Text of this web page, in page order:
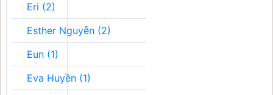
Eri (2)
Esther Nguyễn (2)
Eun (1)
Eva Huyền (1)